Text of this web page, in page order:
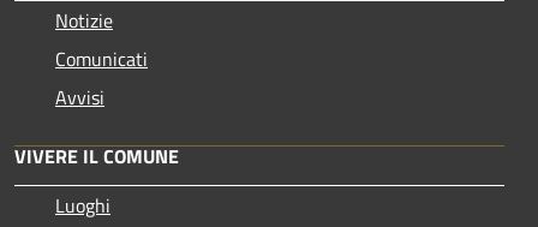
Notizie
Comunicati
Avvisi
VIVERE IL COMUNE
Luoghi